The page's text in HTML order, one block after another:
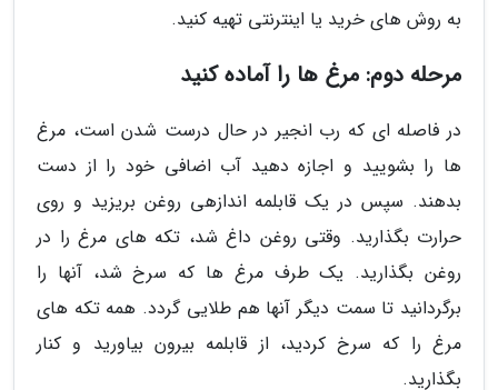
به روش های خرید یا اینترنتی تهیه کنید.
مرحله دوم: مرغ ها را آماده کنید
در فاصله ای که رب انجیر در حال درست شدن است، مرغ
ها را بشویید و اجازه دهید آب اضافی خود را از دست
بدهند. سپس در یک قابلمه اندازهی روغن بریزید و روی
حرارت بگذارید. وقتی روغن داغ شد، تکه های مرغ را در
روغن بگذارید. یک طرف مرغ ها که سرخ شد، آنها را
برگردانید تا سمت دیگر آنها هم طلایی گردد. همه تکه های
مرغ را که سرخ کردید، از قابلمه بیرون بیاورید و کنار
بگذارید.